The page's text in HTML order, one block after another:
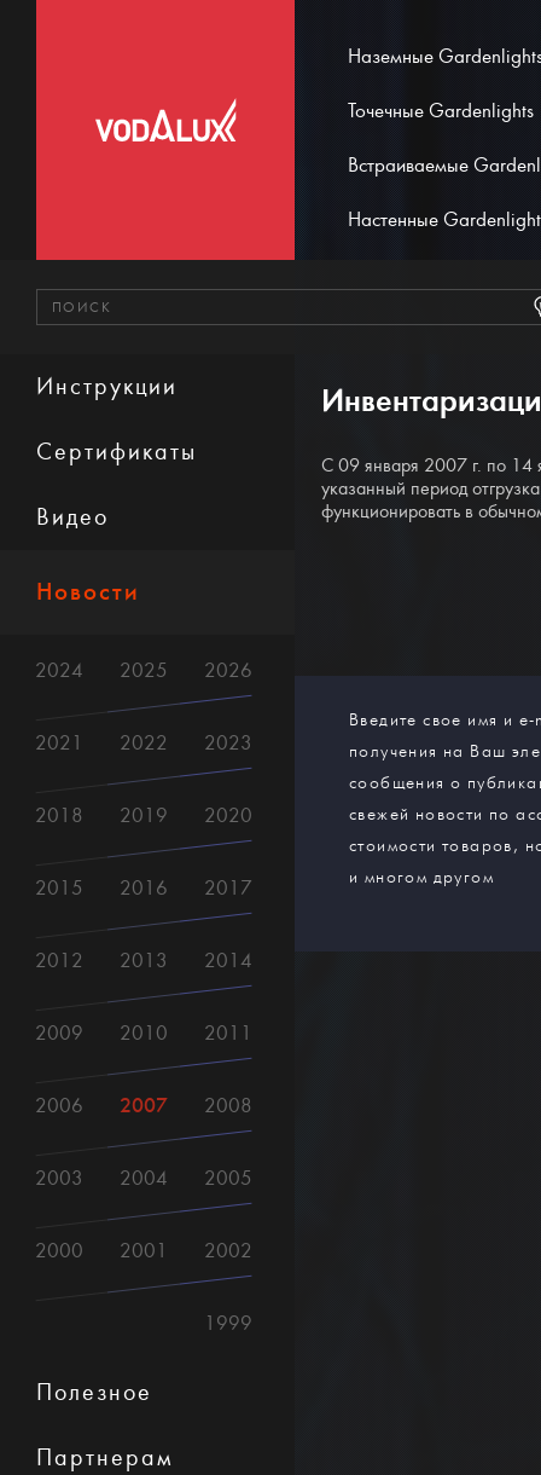
Наземные
Точечные Gardenlights
Встраиваемые
Настенные
С 09 января 2007 г. по 14
указанный период
функционировать в
Введите свое имя и
получения на Ваш
сообщения о
свежей новости по
стоимости товаров,
и многом другом
Инструкции
Сертификаты
Видео
Новости
2026
2025
2024
2023
2022
2021
2020
2019
2018
2017
2016
2015
2014
2013
2012
2011
2010
2009
2008
2007
2006
2005
2004
2003
2002
2001
2000
1999
Полезное
Партнерам